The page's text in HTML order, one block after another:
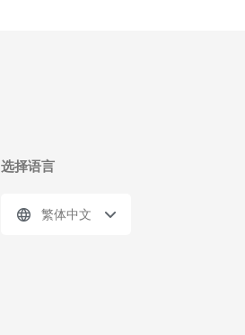
选择语言
繁体中文